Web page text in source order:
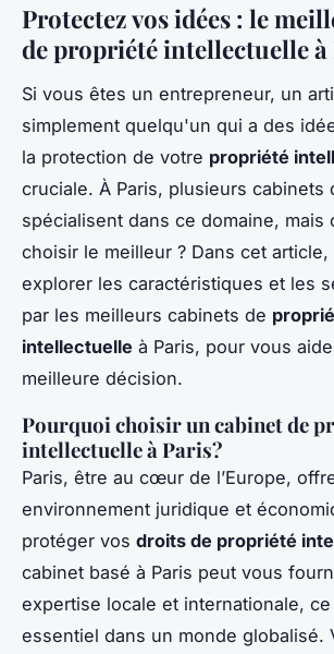
Protectez vos idées : le
de propriété intellectuelle à
Si vous êtes un entrepreneur, un
simplement quelqu'un qui a des
la protection de votre propriété
cruciale. À Paris, plusieurs cabinets
spécialisent dans ce domaine, mais
choisir le meilleur ? Dans cet
explorer les caractéristiques et les
par les meilleurs cabinets de
intellectuelle à Paris, pour vous
meilleure décision.
Pourquoi choisir un cabinet de
intellectuelle à Paris?
Paris, être au cœur de l’Europe,
environnement juridique et
protéger vos droits de propriété
cabinet basé à Paris peut vous
expertise locale et internationale,
essentiel dans un monde globalisé.